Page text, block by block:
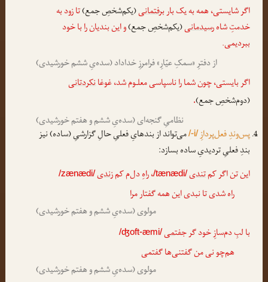
اگر شایستی، همه به یک باربرفتمانی(یکم‌شخصِ جمع)تا زود به
خدمتِ شاهرسیدمانی(یکم‌شخصِ جمع)و این بندیان را با خود
ببردیمی.
از دفترِ «سمکِ عیّارِ» فرامرزِ خداداد (سده‌یِ ششم خورشیدی)
اگر بایستی، چون شما را ناسپاسی معلـوم شد، غوغانکردتانی
(دوم‌شخصِ جمع).
نظامیِ گنجه‌ای (سده‌یِ ششم و هفتم خورشیدی)
پس‌وندِ فعل‌پردازِ/-i/می‌تواند از بندهایِ فعلیِ حالِ گزارشیِ (ساده) نیز
بندِ فعلیِ تردیدیِ ساده بسازد:
این تن اگر کمتندی/tænædi/، راهِ دل‌م کمزندی/zænædi/
راه شدی تا نبدی این همه گفتار مرا
مولوی (سده‌یِ ششم و هفتم خورشیدی)
با لبِ دم‌سازِ خود گر جفتمی/ʤoft-æmi/
هم‌چو نی من گفتنی‌ها گفتمی
مولوی (سده‌یِ ششم و هفتم خورشیدی)